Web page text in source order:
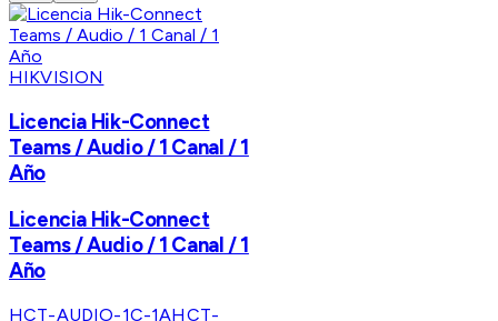
HIKVISION
Licencia Hik-Connect
Teams / Audio / 1 Canal / 1
Año
Licencia Hik-Connect
Teams / Audio / 1 Canal / 1
Año
HCT-AUDIO-1C-1AHCT-